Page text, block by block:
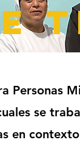
Personas
se
en